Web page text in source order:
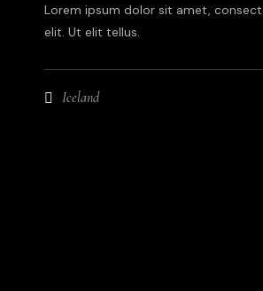
Lorem ipsum dolor sit amet,
elit. Ut elit tellus.
Iceland